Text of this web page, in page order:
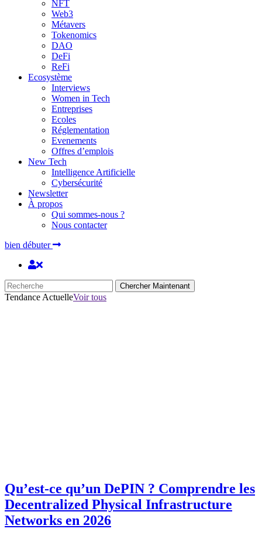
NFT
Web3
Métavers
Tokenomics
DAO
DeFi
ReFi
Ecosystème
Interviews
Women in Tech
Entreprises
Ecoles
Réglementation
Evenements
Offres d’emplois
New Tech
Intelligence Artificielle
Cybersécurité
Newsletter
À propos
Qui sommes-nous ?
Nous contacter
bien débuter
Chercher Maintenant
Tendance ActuelleVoir tous
Qu’est-ce qu’un DePIN ? Comprendre les
Decentralized Physical Infrastructure
Networks en 2026